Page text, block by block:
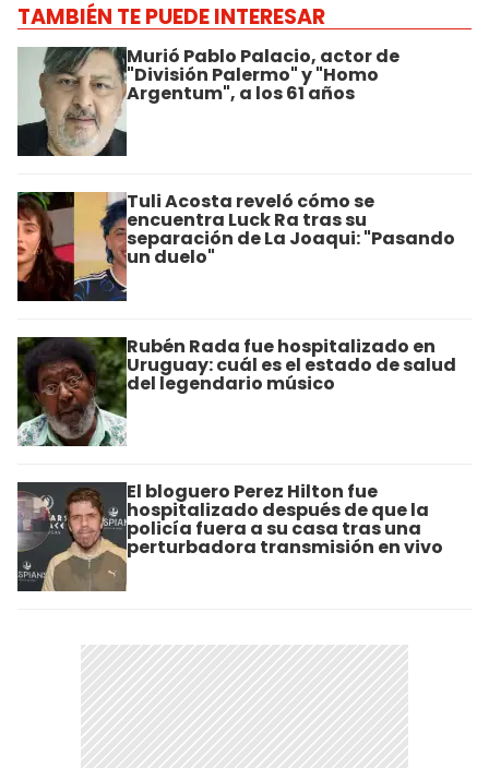
TAMBIÉN TE PUEDE INTERESAR
Murió Pablo Palacio, actor de
"División Palermo" y "Homo
Argentum", a los 61 años
Tuli Acosta reveló cómo se
encuentra Luck Ra tras su
separación de La Joaqui: "Pasando
un duelo"
Rubén Rada fue hospitalizado en
Uruguay: cuál es el estado de salud
del legendario músico
El bloguero Perez Hilton fue
hospitalizado después de que la
policía fuera a su casa tras una
perturbadora transmisión en vivo